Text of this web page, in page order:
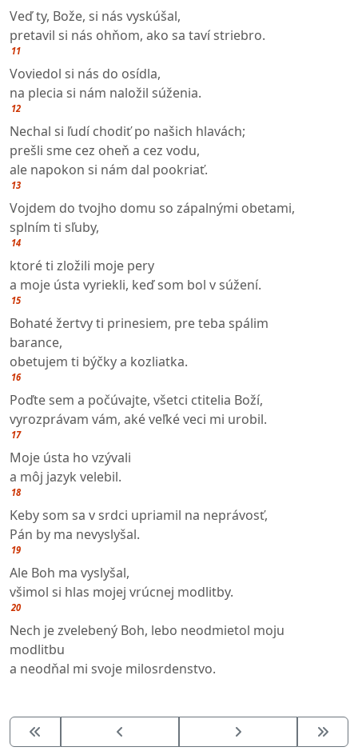
Veď ty, Bože, si nás vyskúšal,
pretavil si nás ohňom, ako sa taví striebro.
11
Voviedol si nás do osídla,
na plecia si nám naložil súženia.
12
Nechal si ľudí chodiť po našich hlavách;
prešli sme cez oheň a cez vodu,
ale napokon si nám dal pookriať.
13
Vojdem do tvojho domu so zápalnými obetami,
splním ti sľuby,
14
ktoré ti zložili moje pery
a moje ústa vyriekli, keď som bol v súžení.
15
Bohaté žertvy ti prinesiem, pre teba spálim
barance,
obetujem ti býčky a kozliatka.
16
Poďte sem a počúvajte, všetci ctitelia Boží,
vyrozprávam vám, aké veľké veci mi urobil.
17
Moje ústa ho vzývali
a môj jazyk velebil.
18
Keby som sa v srdci upriamil na neprávosť,
Pán by ma nevyslyšal.
19
Ale Boh ma vyslyšal,
všimol si hlas mojej vrúcnej modlitby.
20
Nech je zvelebený Boh, lebo neodmietol moju
modlitbu
a neodňal mi svoje milosrdenstvo.